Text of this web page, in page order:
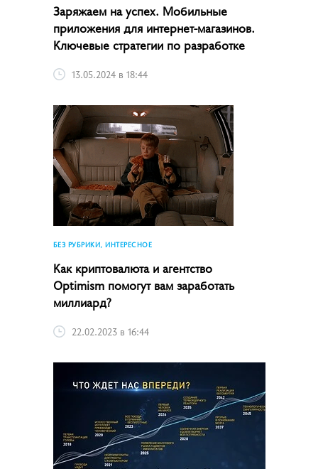
Заряжаем на успех. Мобильные
приложения для интернет-магазинов.
Ключевые стратегии по разработке
13.05.2024 в 18:44
БЕЗ РУБРИКИ, ИНТЕРЕСНОЕ
Как криптовалюта и агентство
Optimism помогут вам заработать
миллиард?
22.02.2023 в 16:44